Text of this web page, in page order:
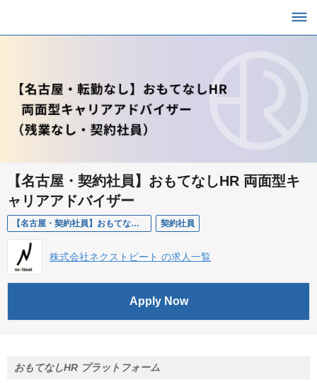
【名古屋・契約社員】おもてなしHR 両面型キ
ャリアアドバイザー
【名古屋・契約社員】おもてなしHR 両面型キャリアアドバイザー 契約社員
株式会社ネクストビート の求人一覧
Apply Now
おもてなしHR プラットフォーム